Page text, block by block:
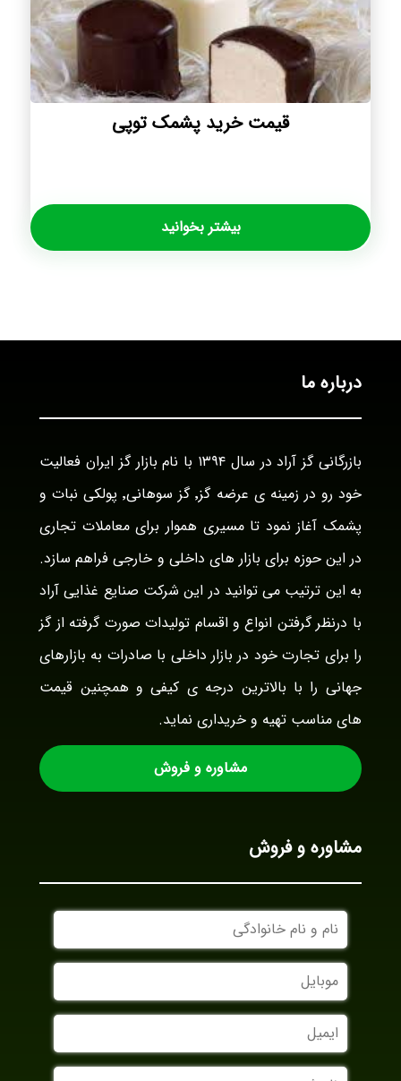
قیمت خرید پشمک توپی
بیشتر بخوانید
درباره ما
بازرگانی گز آراد در سال ۱۳۹۴ با نام بازار گز ایران فعالیت
خود رو در زمینه ی عرضه گز٬ گز سوهانی٬ پولکی نبات و
پشمک آغاز نمود تا مسیری هموار برای معاملات تجاری
در این حوزه برای بازار های داخلی و خارجی فراهم سازد.
به این ترتیب می توانید در این شرکت صنایع غذایی آراد
با درنظر گرفتن انواع و اقسام تولیدات صورت گرفته از گز
را برای تجارت خود در بازار داخلی با صادرات به بازارهای
جهانی را با بالاترین درجه ی کیفی و همچنین قیمت
های مناسب تهیه و خریداری نماید.
مشاوره و فروش
مشاوره و فروش
نام
و
نام
خانوادگی
موبایل
ایمیل
نام